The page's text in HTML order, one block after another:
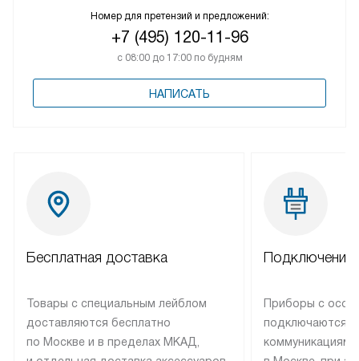
Номер для претензий и предложений:
+7 (495) 120-11-96
с 08:00 до 17:00 по будням
НАПИСАТЬ
Бесплатная доставка
Товары с специальным лейблом
доставляются бесплатно
по Москве и в пределах МКАД,
Подключение
Приборы с
подключаются к
коммуникациям